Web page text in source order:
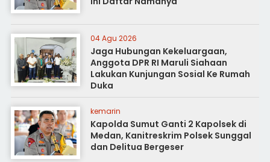
04 Agu 2026
Jaga Hubungan Kekeluargaan,
Anggota DPR RI Maruli Siahaan
Lakukan Kunjungan Sosial Ke Rumah
Duka
kemarin
Kapolda Sumut Ganti 2 Kapolsek di
Medan, Kanitreskrim Polsek Sunggal
dan Delitua Bergeser